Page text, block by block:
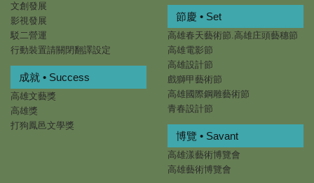
文創發展
影視發展
駁二營運
行動裝置請關閉翻譯設定
節慶 • Set
高雄春天藝術節.高雄庄頭藝穗節
高雄電影節
高雄設計節
戲獅甲藝術節
高雄國際鋼雕藝術節
青春設計節
成就 • Success
高雄文藝獎
高雄獎
打狗鳳邑文學獎
博覽 • Savant
高雄漾藝術博覽會
高雄藝術博覽會